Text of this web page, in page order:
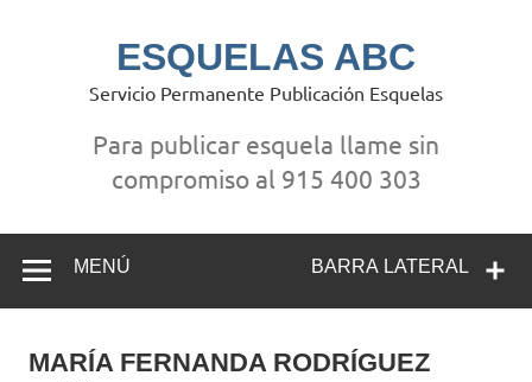
ESQUELAS ABC
Servicio Permanente Publicación Esquelas
Para publicar esquela llame sin
compromiso al 915 400 303
BARRA LATERAL
MENÚ
MARÍA FERNANDA RODRÍGUEZ